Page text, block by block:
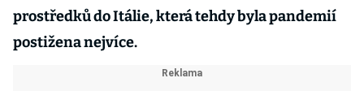
prostředků do Itálie, která tehdy byla pandemií
postižena nejvíce.